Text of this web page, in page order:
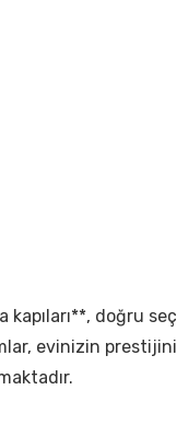
doğru
evinizin